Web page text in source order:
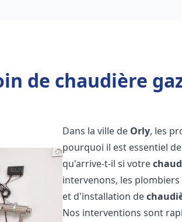
de chaudière
Dans la ville de Orly, les
pourquoi il est essentiel
qu'arrive-t-il si votre
intervenons, les
et d'installation de
Nos interventions sont